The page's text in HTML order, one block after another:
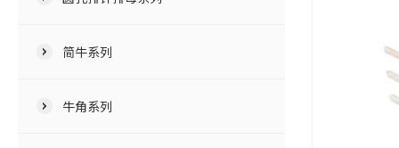
简牛系列
牛角系列